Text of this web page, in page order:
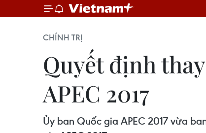
CHÍNH TRỊ
Quyết định
APEC 2017
Ủy ban Quốc gia APEC 2017 vừa